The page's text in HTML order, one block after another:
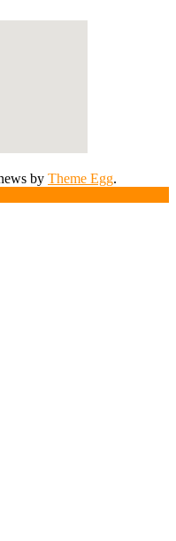
by Theme Egg.